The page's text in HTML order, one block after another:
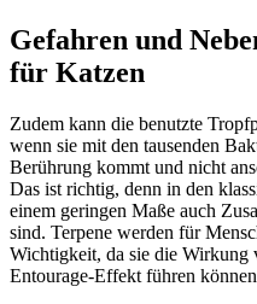
Gefahren und
für Katzen
Zudem kann die benutzte
wenn sie mit den tausenden
Berührung kommt und nicht
Das ist richtig, denn in den
einem geringen Maße auch
sind. Terpene werden für
Wichtigkeit, da sie die Wirkung
Entourage-Effekt führen